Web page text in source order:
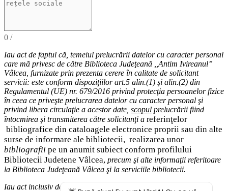
0 /
Iau act de faptul că, temeiul prelucrării datelor cu caracter personal
care mă privesc de către Biblioteca Judeţeană ,,Antim Ivireanul”
Vâlcea, furnizate prin prezenta cerere în calitate de solicitant
servicii: este conform dispoziţiilor art.5 alin.(1) şi alin.(2) din
Regulamentul (UE) nr. 679/2016 privind protecţia persoanelor fizice
în ceea ce priveşte prelucrarea datelor cu caracter personal şi
privind libera circulaţie a acestor date scopul prelucrării fiind
întocmirea şi transmiterea către solicitanţi a referinţelor
bibliografice din cataloagele electronice proprii sau din alte
surse de informare ale bibliotecii, realizarea unor
bibliografii pe un anumit subiect conform profilului
Bibliotecii Judetene Vâlcea, precum şi alte informaţii referitoare
la Biblioteca Judeţeană Vâlcea şi la serviciile bibliotecii.
Iau act inclusiv de drepturile pe care le am (